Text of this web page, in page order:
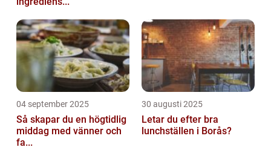
04 september 2025
Så skapar du en högtidlig
middag med vänner och
fa...
30 augusti 2025
Letar du efter bra
lunchställen i Borås?